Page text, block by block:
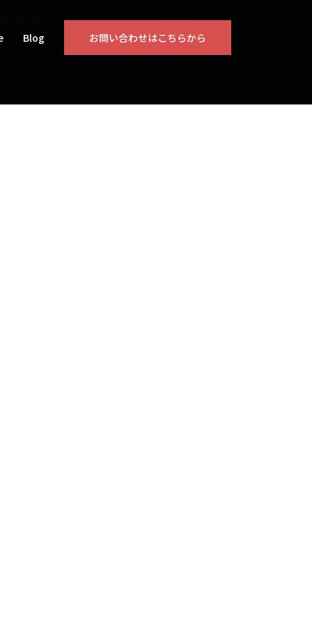
Blog お問い合わせはこちらから